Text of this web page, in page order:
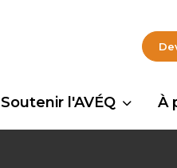
Soutenir l'AVÉQ À